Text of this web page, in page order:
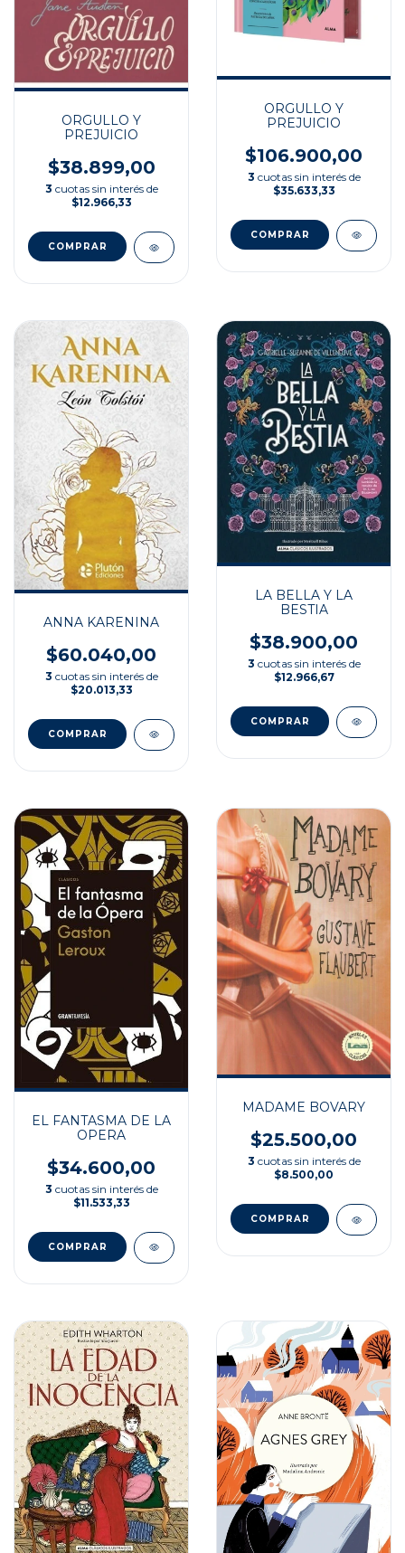
ORGULLO Y
PREJUICIO
$38.899,00
3 cuotas sin interés de
$12.966,33
ORGULLO Y
PREJUICIO
$106.900,00
3 cuotas sin interés de
$35.633,33
ANNA KARENINA
$60.040,00
3 cuotas sin interés de
$20.013,33
LA BELLA Y LA
BESTIA
$38.900,00
3 cuotas sin interés de
$12.966,67
EL FANTASMA DE LA
OPERA
$34.600,00
3 cuotas sin interés de
$11.533,33
MADAME BOVARY
$25.500,00
3 cuotas sin interés de
$8.500,00